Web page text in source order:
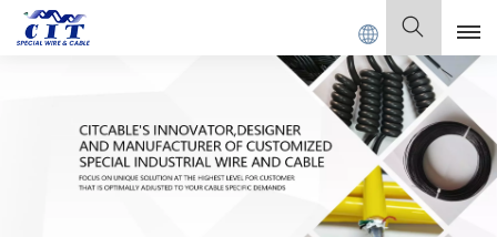
CIT SPECIAL CABLE Co., Ltd. Español
English
Français